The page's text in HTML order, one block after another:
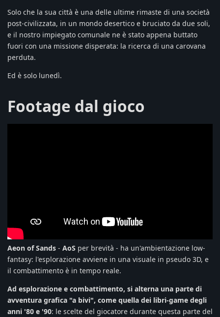
Solo che la sua città è una delle ultime rimaste di una società
post-civilizzata, in un mondo desertico e bruciato da due soli,
e il nostro impiegato comunale ne è stato appena buttato
fuori con una missione disperata: la ricerca di una carovana
perduta.
Ed è solo lunedì.
Footage dal gioco
Aeon of Sands - AoS per brevità - ha un'ambientazione low-
fantasy: l'esplorazione avviene in una visuale in pseudo 3D, e
il combattimento è in tempo reale.
Ad esplorazione e combattimento, si alterna una parte di
avventura grafica "a bivi", come quella dei libri-game degli
anni '80 e '90: le scelte del giocatore durante questa parte del